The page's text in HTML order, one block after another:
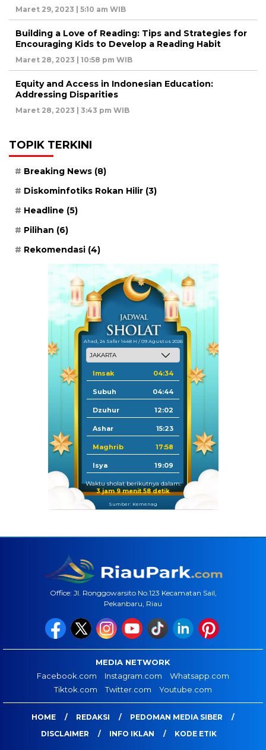
Maret 29, 2023 | 5:10 am WIB
Building a Love of Reading: Tips and Strategies for
Encouraging Kids to Develop a Reading Habit
Maret 28, 2023 | 10:58 pm WIB
Equity and Access in Indonesian Education:
Addressing Disparities
Maret 28, 2023 | 3:43 pm WIB
TOPIK TERKINI
Breaking News (8)
Diskominfotiks Rokan Hilir (3)
Headline (5)
Pilihan (6)
Rekomendasi (4)
Ahad, 24 Safar 1448 H / 09 Agustus 2026
Imsak 04:34
Subuh 04:44
Dzuhur 12:02
Ashar 15:23
Maghrib 17:58
Isya 19:09
Waktu sholat berikutnya dalam:
3 jam 9 menit 57 detik
Sumber: Kemenag
Office: Jl. Ronggowarsito No.123 Kecamatan Sail,
Pekanbaru, Riau
MEDIA NETWORK
Facebook.com
Instagram.com
Whatsapp.com
Tiktok.com
Twitter.com Youtube.com
HOME REDAKSI
PEDOMAN MEDIA SIBER
DISCLAIMER
INFO IKLAN KODE ETIK